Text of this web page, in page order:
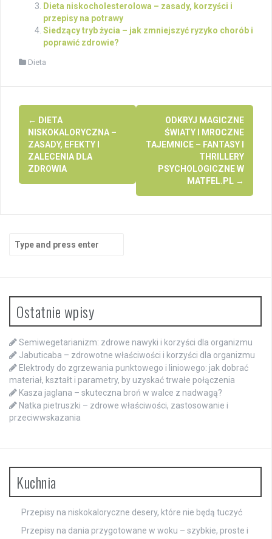
Dieta niskocholesterolowa – zasady, korzyści i
przepisy na potrawy
Siedzący tryb życia – jak zmniejszyć ryzyko chorób i
poprawić zdrowie?
Dieta
Post
navigation
← DIETA
NISKOKALORYCZNA –
ZASADY, EFEKTY I
ZALECENIA DLA
ZDROWIA
ODKRYJ MAGICZNE
ŚWIATY I MROCZNE
TAJEMNICE – FANTASY I
THRILLERY
PSYCHOLOGICZNE W
MATFEL.PL →
Search
for:
Ostatnie wpisy
Semiwegetarianizm: zdrowe nawyki i korzyści dla organizmu
Jabuticaba – zdrowotne właściwości i korzyści dla organizmu
Elektrody do zgrzewania punktowego i liniowego: jak dobrać
materiał, kształt i parametry, by uzyskać trwałe połączenia
Kasza jaglana – skuteczna broń w walce z nadwagą?
Natka pietruszki – zdrowe właściwości, zastosowanie i
przeciwwskazania
Kuchnia
Przepisy na niskokaloryczne desery, które nie będą tuczyć
Przepisy na dania przygotowane w woku – szybkie, proste i